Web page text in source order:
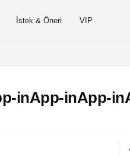
İstek & Öneri VIP
inApp-inApp-